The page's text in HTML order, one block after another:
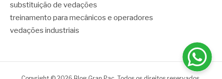
substituição de vedações
treinamento para mecânicos e operadores
vedações industriais